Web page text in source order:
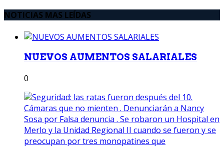
NOTICIAS MAS LEÍDAS
NUEVOS AUMENTOS SALARIALES
0